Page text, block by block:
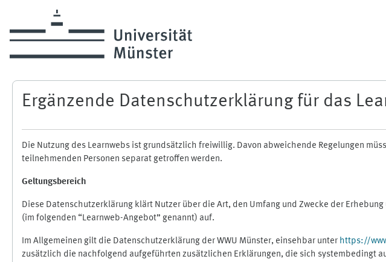
Ergänzende Datenschutzerklärung für das
Die Nutzung des Learnwebs ist grundsätzlich freiwillig. Davon abweichende Regelungen
teilnehmenden Personen separat getroffen werden.
Geltungsbereich
Diese Datenschutzerklärung klärt Nutzer über die Art, den Umfang und Zwecke der
(im folgenden “Learnweb-Angebot” genannt) auf.
Im Allgemeinen gilt die Datenschutzerklärung der WWU Münster, einsehbar unter https://
zusätzlich die nachfolgend aufgeführten zusätzlichen Erklärungen, die sich systembedingt